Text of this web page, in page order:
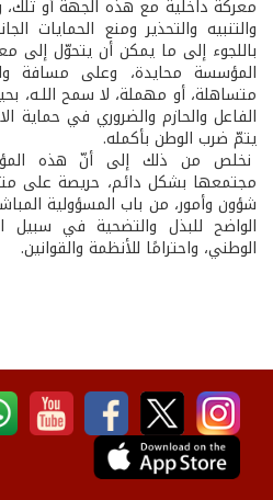
معركة داخلية مع هذه الجهة أو تلك،
والتنبيه والتحذير ومنع الحمايات
باللجوء إلى ما يمكن أن يتحوّل إلى
المؤسسة محايدة، وعلى مسافة
متساهلة، أو مهملة، لا سمح اللـه،
الفاعل والحازم والضروري في حماية
يتمّ ضرب الوطن بأكمله.
نخلص من ذلك إلى أنّ هذه
مجتمعها بشكل دائم، حريصة على
شؤون وأمور، من باب المسؤولية
الواضح للبذل والتضحية في سبيل
الوطني، واحترامًا للأنظمة والقوانين.